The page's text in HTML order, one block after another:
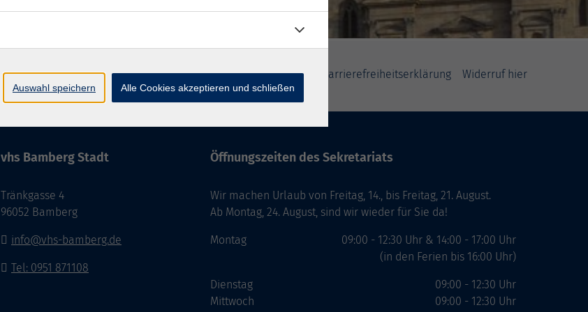
Impressum AGB Datenschutzerklärung Barrierefreiheitserklärung Widerruf hier
vhs Bamberg Stadt
Tränkgasse 4
96052 Bamberg
info@vhs-bamberg.de
Tel: 0951 871108
Öffnungszeiten des Sekretariats
Wir machen Urlaub von Freitag, 14., bis Freitag, 21. August.
Ab Montag, 24. August, sind wir wieder für Sie da!
Montag
Dienstag
Mittwoch
09:00 - 12:30 Uhr & 14:00 - 17:00 Uhr
(in den Ferien bis 16:00 Uhr)
09:00 - 12:30 Uhr
09:00 - 12:30 Uhr
Auswahl speichern Alle Cookies akzeptieren und schließen